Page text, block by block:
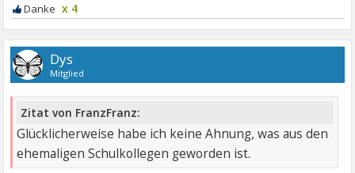
x 4
Dys
Mitglied
Zitat von FranzFranz:
Glücklicherweise habe ich keine Ahnung, was aus den
ehemaligen Schulkollegen geworden ist.